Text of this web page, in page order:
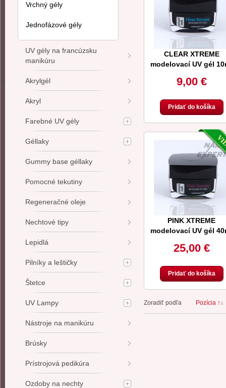
CLEAR XTREME
modelovací UV gél
9,00 €
Pridať do košíka
PINK XTREME
modelovací UV gél
25,00 €
Pridať do košíka
Zoradiť podľa Pozícia ↑↓
Vrchný gély
Jednofázové gély
UV gély na francúzsku
manikúru
Akrylgél
Akryl
Farebné UV gély
Géllaky
Gummy base géllaky
Pomocné tekutiny
Regeneračné oleje
Nechtové tipy
Lepidlá
Pilníky a leštičky
Štetce
UV Lampy
Nástroje na manikúru
Brúsky
Prístrojová pedikúra
Ozdoby na nechty